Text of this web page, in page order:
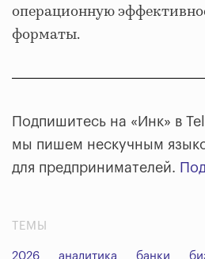
операционную
форматы.
Подпишитесь на «Инк» в
мы пишем нескучным
для предпринимателей.
ТЕМЫ
2026 аналитика банки